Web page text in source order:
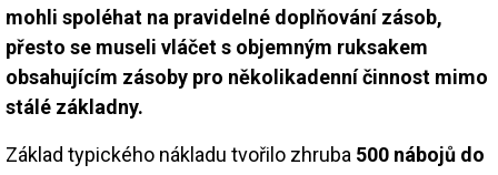
mohli spoléhat na pravidelné doplňování zásob,
přesto se museli vláčet s objemným ruksakem
obsahujícím zásoby pro několikadenní činnost mimo
stálé základny.
Základ typického nákladu tvořilo zhruba 500 nábojů do